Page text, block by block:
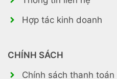
Hợp tác kinh doanh
CHÍNH SÁCH
Chính sách thanh toán